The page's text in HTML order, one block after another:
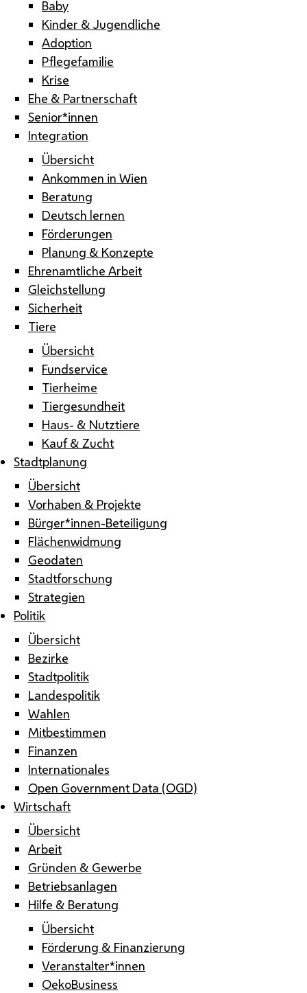
Baby
Kinder & Jugendliche
Adoption
Pflegefamilie
Krise
Ehe & Partnerschaft
Senior*innen
Integration
Übersicht
Ankommen in Wien
Beratung
Deutsch lernen
Förderungen
Planung & Konzepte
Ehrenamtliche Arbeit
Gleichstellung
Sicherheit
Tiere
Übersicht
Fundservice
Tierheime
Tiergesundheit
Haus- & Nutztiere
Kauf & Zucht
Stadtplanung
Übersicht
Vorhaben & Projekte
Bürger*innen-Beteiligung
Flächenwidmung
Geodaten
Stadtforschung
Strategien
Politik
Übersicht
Bezirke
Stadtpolitik
Landespolitik
Wahlen
Mitbestimmen
Finanzen
Internationales
Open Government Data (OGD)
Wirtschaft
Übersicht
Arbeit
Gründen & Gewerbe
Betriebsanlagen
Hilfe & Beratung
Übersicht
Förderung & Finanzierung
Veranstalter*innen
OekoBusiness